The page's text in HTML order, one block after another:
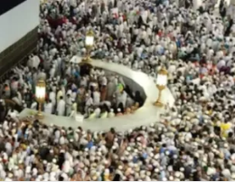
gönderildiği, aralarında yönetici
kurasız şekilde hacca